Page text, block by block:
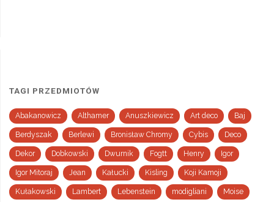
TAGI PRZEDMIOTÓW
Abakanowicz Althamer Anuszkiewicz Art deco Baj
Berdyszak Berlewi Bronisław Chromy Cybis Deco
Dekor Dobkowski Dwurnik Fogtt Henry Igor
Igor Mitoraj Jean Kałucki Kisling Koji Kamoji
Kułakowski Lambert Lebenstein modigliani Moise